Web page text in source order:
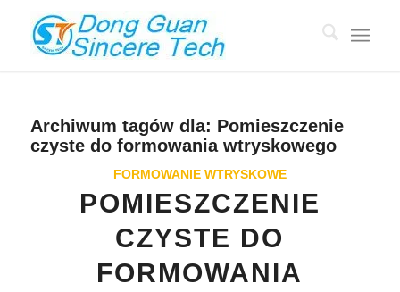
Archiwum tagów dla: Pomieszczenie
czyste do formowania wtryskowego
FORMOWANIE WTRYSKOWE
POMIESZCZENIE
CZYSTE DO
FORMOWANIA